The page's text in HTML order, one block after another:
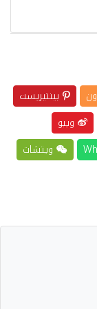
بينتيريست
ويبو
ويتشات